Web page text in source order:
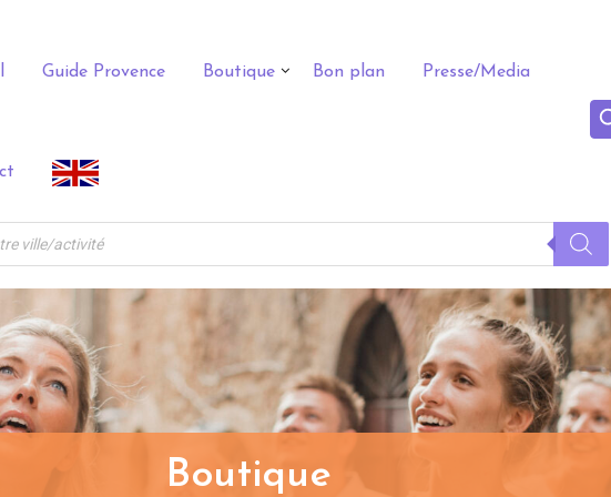
Guide Provence Boutique Bon plan Presse/Media
Boutique